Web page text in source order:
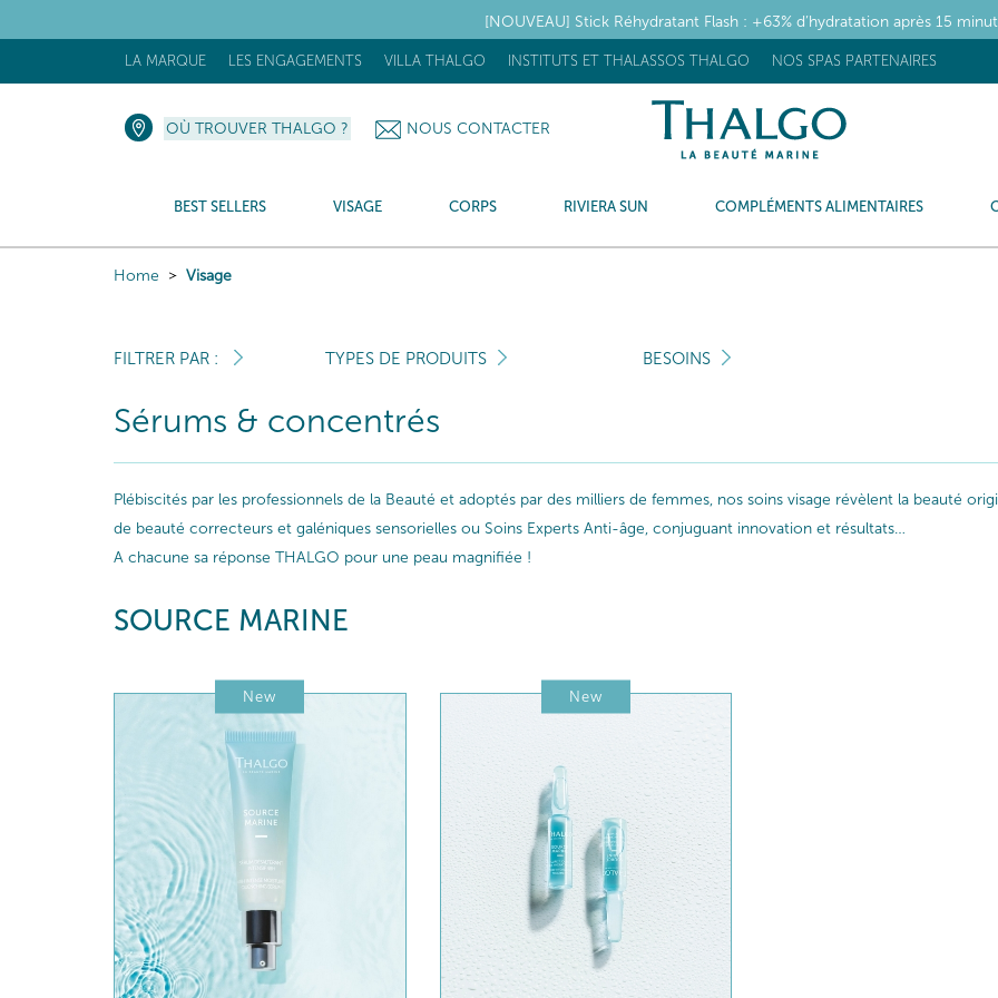
[NOUVEAU] Stick Réhydratant Flash : +63% d’hydratation après 15
LA MARQUE LES ENGAGEMENTS VILLA THALGO INSTITUTS ET THALASSOS THALGO NOS SPAS PARTENAIRES
OÙ TROUVER THALGO ? NOUS CONTACTER
BEST SELLERS VISAGE CORPS RIVIERA SUN COMPLÉMENTS ALIMENTAIRES
Home Visage
FILTRER PAR : TYPES DE PRODUITS BESOINS
Sérums & concentrés
Plébiscités par les professionnels de la Beauté et adoptés par des milliers de femmes, nos soins visage révèlent la beauté
de beauté correcteurs et galéniques sensorielles ou Soins Experts Anti-âge, conjuguant innovation et résultats…
A chacune sa réponse THALGO pour une peau magnifiée !
SOURCE MARINE
New New